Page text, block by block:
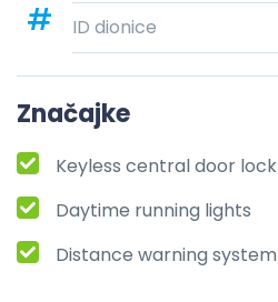
ID dionice
Značajke
Keyless central door lock
Daytime running lights
Distance warning system